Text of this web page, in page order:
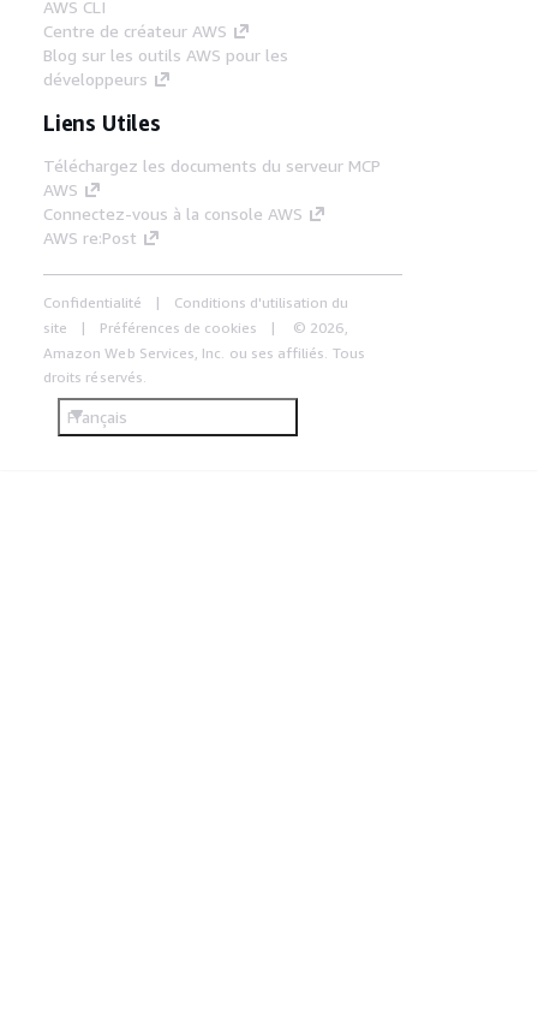
AWS CLI
Centre de créateur AWS
Blog sur les outils AWS pour les
développeurs
Liens Utiles
Téléchargez les documents du serveur MCP
AWS
Connectez-vous à la console AWS
AWS re:Post
Confidentialité
Conditions d'utilisation du
site
Préférences de cookies
© 2026,
Amazon Web Services, Inc. ou ses affiliés. Tous
droits réservés.
Français